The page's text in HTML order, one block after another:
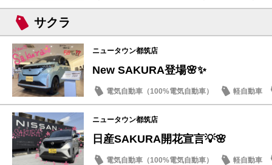
店内イベント
サクラ
ニュータウン都筑店
New SAKURA登場🌸✨
電気自動車（100%電気自動車）
軽自動車
話題の情報
ニュータウン都筑店
日産SAKURA開花宣言💡🌸
電気自動車（100%電気自動車）
軽自動車